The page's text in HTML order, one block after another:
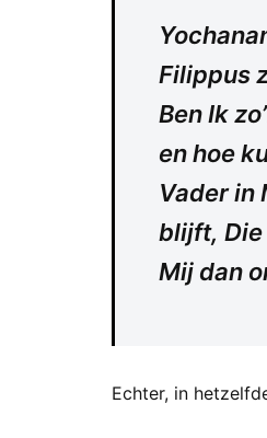
Filippus
Ben Ik
en hoe
Vader in
blijft, Die
Mij dan
Echter, in